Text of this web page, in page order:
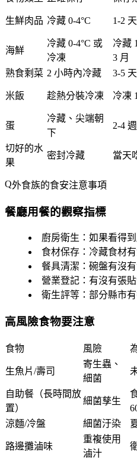
生鮮肉品 冷藏 0-4°C 1-2 天
海鮮
冷藏 0-4°C 或
冷凍
冷藏
3 月
熟食剩菜 2 小時內冷藏 3-5 天
米飯 趁熱分裝冷凍 冷凍
蛋
冷藏、尖端朝
下
2-4 週
切好的水
果
密封冷藏 當天
外食族的食安注意事項
餐廳用餐的觀察指標
廚房衛生 ：如果看得
食材保存 ：冷藏食材
餐具清潔 ：碗盤有沒
營業登記 ：有沒有張
衛生評等 ：部分縣市
高風險食物要注意
食物 風險
生魚片/壽司
寄生蟲、
細菌
自助餐（長時間放
置）
細菌孳生
涼麵/冷盤
細菌汙染
路邊攤滷味
重複使用
滷汁